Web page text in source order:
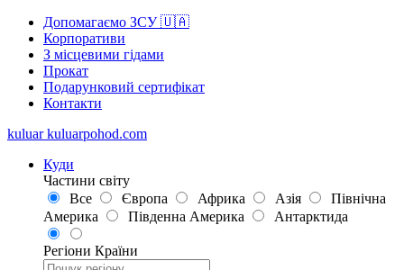
Допомагаємо ЗСУ 🇺🇦
Корпоративи
З місцевими гідами
Прокат
Подарунковий сертифікат
Контакти
kuluar kuluarpohod.com
Куди
Частини світу
Все
Європа Африка Азія
Північна
Америка
Південна Америка Антарктида
Регіони Країни